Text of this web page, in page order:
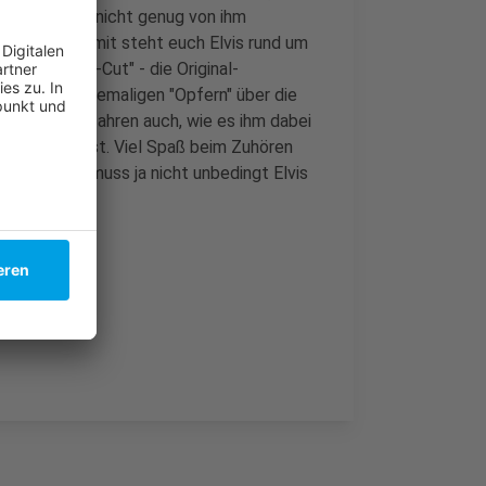
weil ihr nicht genug von ihm
Somit steht euch Elvis rund um
"Directors-Cut" - die Original-
und ehemaligen "Opfern" über die
Wir erfahren auch, wie es ihm dabei
ist. Viel Spaß beim Zuhören
Es muss ja nicht unbedingt Elvis